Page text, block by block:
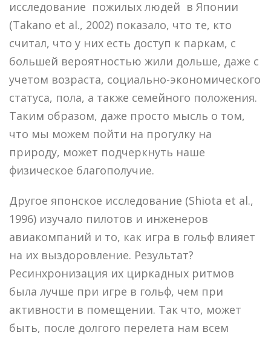
исследование пожилых людей в Японии
(Takano et al., 2002) показало, что те, кто
считал, что у них есть доступ к паркам, с
большей вероятностью жили дольше, даже с
учетом возраста, социально-экономического
статуса, пола, а также семейного положения.
Таким образом, даже просто мысль о том,
что мы можем пойти на прогулку на
природу, может подчеркнуть наше
физическое благополучие.
Другое японское исследование (Shiota et al.,
1996) изучало пилотов и инженеров
авиакомпаний и то, как игра в гольф влияет
на их выздоровление. Результат?
Ресинхронизация их циркадных ритмов
была лучше при игре в гольф, чем при
активности в помещении. Так что, может
быть, после долгого перелета нам всем